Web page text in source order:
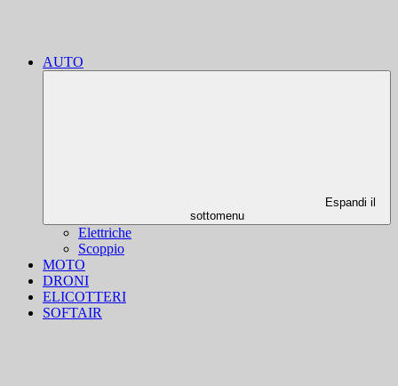
AUTO
Espandi il
sottomenu
Elettriche
Scoppio
MOTO
DRONI
ELICOTTERI
SOFTAIR